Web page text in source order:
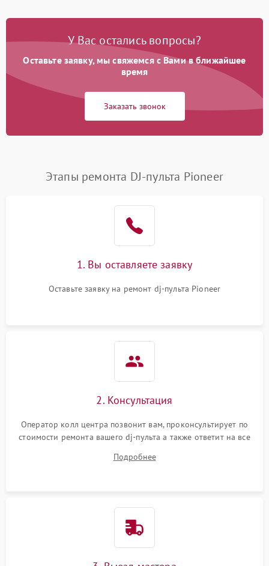
У Вас остались вопросы?
Оставьте заявку, мы свяжемся с Вами в ближайшее
время
Заказать звонок
Этапы ремонта DJ-пульта Pioneer
1. Вы оставляете заявку
Оставьте заявку на ремонт dj-пульта Pioneer
2. Консультация
Оператор колл центра позвонит вам, проконсультирует по
стоимости ремонта вашего dj-пульта а также ответит на все
Подробнее